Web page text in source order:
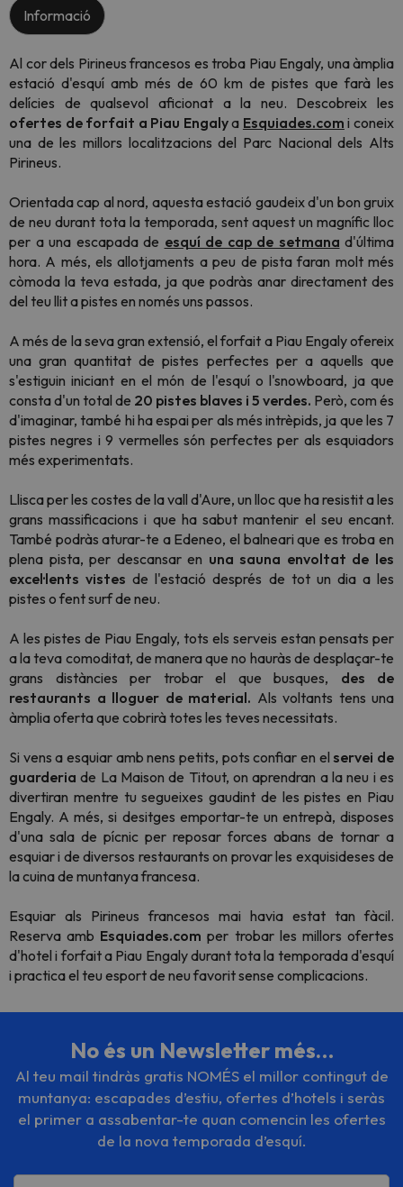
Informació
Al cor dels Pirineus francesos es troba Piau Engaly, una àmplia
estació d'esquí amb més de 60 km de pistes que farà les
delícies de qualsevol aficionat a la neu. Descobreix les
ofertes de forfait a Piau Engalya Esquiades.com i coneix
una de les millors localitzacions del Parc Nacional dels Alts
Pirineus.
Orientada cap al nord, aquesta estació gaudeix d'un bon gruix
de neu durant tota la temporada, sent aquest un magnífic lloc
per a una escapada de esquí de cap de setmana d'última
hora. A més, els allotjaments a peu de pista faran molt més
còmoda la teva estada, ja que podràs anar directament des
del teu llit a pistes en només uns passos.
A més de la seva gran extensió, el forfait a Piau Engaly ofereix
una gran quantitat de pistes perfectes per a aquells que
s'estiguin iniciant en el món de l'esquí ol'snowboard, ja que
consta d'un total de 20 pistes blaves i 5 verdes. Però, com és
d'imaginar, també hi ha espai per als més intrèpids, ja que les 7
pistes negres i 9 vermelles són perfectes per als esquiadors
més experimentats.
Llisca per les costes de la vall d'Aure, un lloc que ha resistit a les
grans massificacions i que ha sabut mantenir el seu encant.
També podràs aturar-te a Edeneo, el balneari que es troba en
plena pista, per descansar en una sauna envoltat de les
excel·lents vistes de l'estació després de tot un dia a les
pistes o fent surf de neu.
A les pistes de Piau Engaly, tots els serveis estan pensats per
a la teva comoditat, de manera que no hauràs de desplaçar-te
grans distàncies per trobar el que busques, des de
restaurants a lloguer de material. Als voltants tens una
àmplia oferta que cobrirà totes les teves necessitats.
Si vens a esquiar amb nens petits, pots confiar en el servei de
guarderia de La Maison de Titout, on aprendran a la neu i es
divertiran mentre tu segueixes gaudint de les pistes en Piau
Engaly. A més, si desitges emportar-te un entrepà, disposes
d'una sala de pícnic per reposar forces abans de tornar a
esquiar i de diversos restaurants on provar les exquisideses de
la cuina de muntanya francesa.
Esquiar als Pirineus francesos mai havia estat tan fàcil.
Reserva amb Esquiades.com per trobar les millors ofertes
d'hotel i forfait a Piau Engaly durant tota la temporada d'esquí
i practica el teu esport de neu favorit sense complicacions.
No és un Newsletter més…
Al teu mail tindràs gratis NOMÉS el millor contingut de
muntanya: escapades d’estiu, ofertes d’hotels i seràs
el primer a assabentar-te quan comencin les ofertes
de la nova temporada d’esquí.